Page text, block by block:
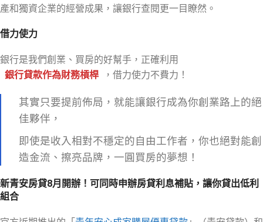
產和獨資企業的經營成果，讓銀行查閱更一目瞭然。
借力使力
銀行是我們創業、買房的好幫手，正確利用
銀行貸款作為財務槓桿
，借力使力不費力！
其實只要提前佈局，就能讓銀行成為你創業路上的絕
佳夥伴，
即使是收入相對不穩定的自由工作者，你也絕對能創
造金流、擦亮品牌，一圓買房的夢想！
新青安房貸8月開辦！可同時申辦房貸利息補貼 ，讓你貸出低利
組合